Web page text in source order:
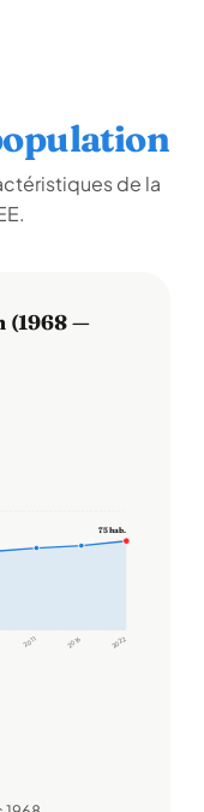
de la
(1968 —
2011 2016 2022
75 hab.